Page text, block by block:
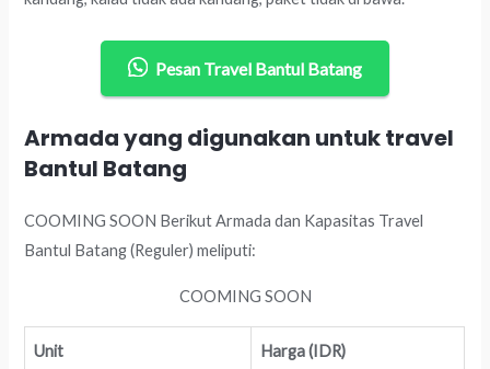
Pesan Travel Bantul Batang
Armada yang digunakan untuk travel
Bantul Batang
COOMING SOON Berikut Armada dan Kapasitas Travel
Bantul Batang (Reguler) meliputi:
COOMING SOON
Unit Harga (IDR)